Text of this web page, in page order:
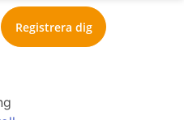
Registrera dig